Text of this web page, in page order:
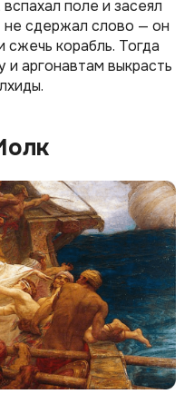
поле и засеял
не сдержал слово — он
сжечь корабль. Тогда
аргонавтам выкрасть